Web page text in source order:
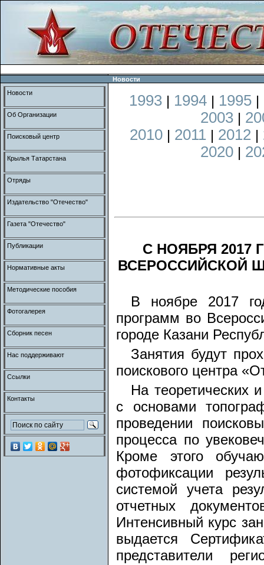
Новости
1993 | 1994 | 1995 |
2003 |
2010 | 2011 | 2012 |
2020 |
С НОЯБРЯ 2017
ВСЕРОССИЙСКОЙ
В ноябре 2017
программ во
городе Казани
Занятия будут
поискового центра
На теоретических
с основами
проведении
процесса по
Кроме этого
фотофиксации
системой учета
отчетных
Интенсивный курс
выдается
представители
Новости
Об Организации
Поисковый центр
Крылья Татарстана
Отряды
Издательство "Отечество"
Газета "Отечество"
Публикации
Нормативные акты
Методические пособия
Фотогалерея
Сборник песен
Нас поддерживают
Ссылки
Контакты